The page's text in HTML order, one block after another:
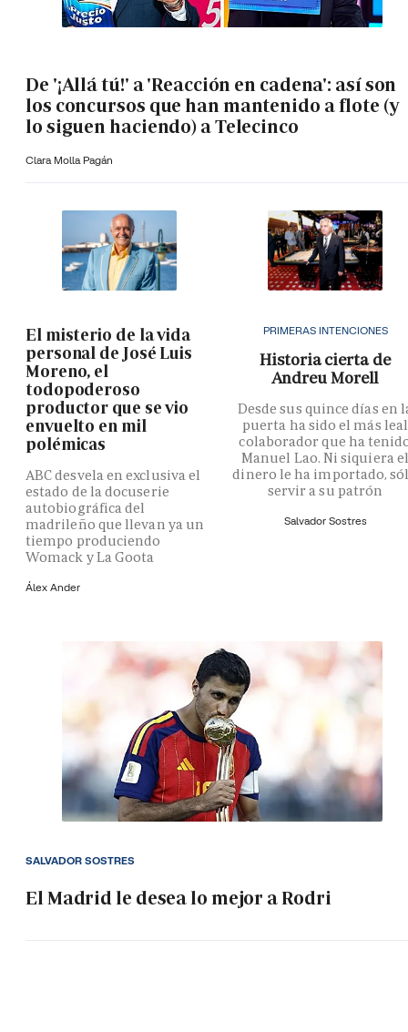
De '¡Allá tú!' a 'Reacción en cadena': así son
los concursos que han mantenido a flote (y
lo siguen haciendo) a Telecinco
Clara Molla Pagán
El misterio de la vida
personal de José Luis
Moreno, el
todopoderoso
productor que se vio
envuelto en mil
polémicas
ABC desvela en exclusiva el
estado de la docuserie
autobiográfica del
madrileño que llevan ya un
tiempo produciendo
Womack y La Goota
Álex Ander
PRIMERAS INTENCIONES
Historia cierta de
Andreu Morell
Desde sus quince días en
puerta ha sido el más leal
colaborador que ha
Manuel Lao. Ni siquiera
dinero le ha importado,
servir a su patrón
Salvador Sostres
El Madrid le desea lo mejor a Rodri
SALVADOR SOSTRES